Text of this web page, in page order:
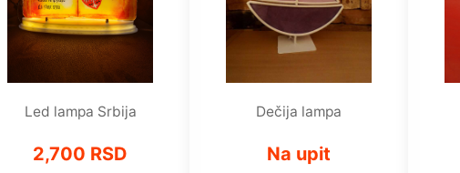
Led lampa Srbija
2,700 RSD
Dečija lampa
Na upit